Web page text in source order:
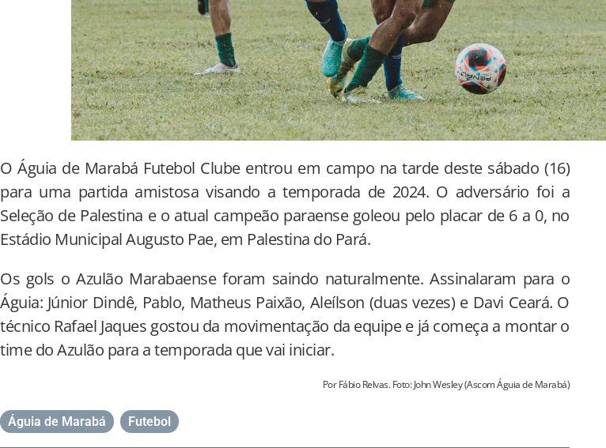
O Águia de Marabá Futebol Clube entrou em campo na tarde deste sábado (16)
para uma partida amistosa visando a temporada de 2024. O adversário foi a
Seleção de Palestina e o atual campeão paraense goleou pelo placar de 6 a 0, no
Estádio Municipal Augusto Pae, em Palestina do Pará.
Os gols o Azulão Marabaense foram saindo naturalmente. Assinalaram para o
Águia: Júnior Dindê, Pablo, Matheus Paixão, Aleílson (duas vezes) e Davi Ceará. O
técnico Rafael Jaques gostou da movimentação da equipe e já começa a montar o
time do Azulão para a temporada que vai iniciar.
Por Fábio Relvas. Foto: John Wesley (Ascom Águia de Marabá)
Águia de Marabá Futebol